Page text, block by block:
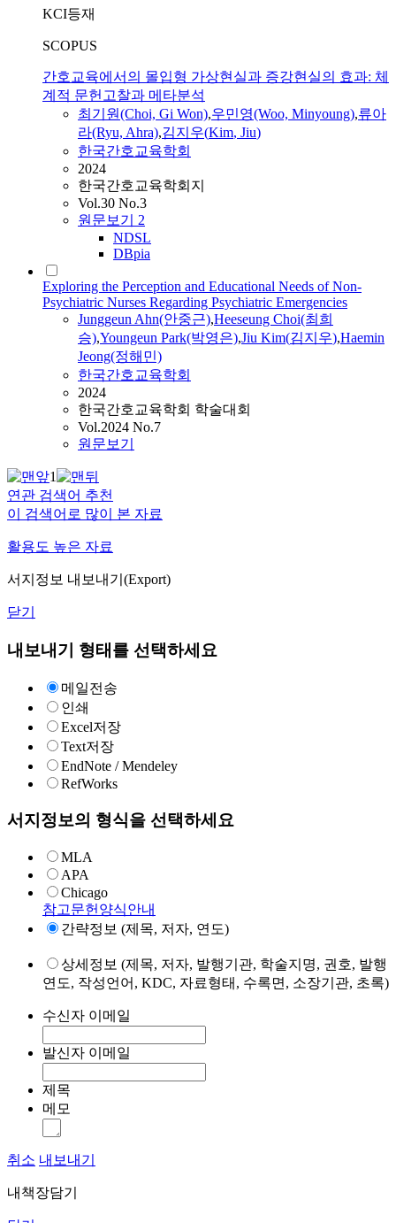
KCI등재
SCOPUS
간호교육에서의 몰입형 가상현실과 증강현실의 효과: 체
계적 문헌고찰과 메타분석
최기원(Choi, Gi Won),우민영(Woo, Minyoung),류아
라(Ryu, Ahra),김지우(Kim, Jiu)
한국간호교육학회
2024
한국간호교육학회지
Vol.30 No.3
원문보기 2
NDSL
DBpia
Exploring the Perception and Educational Needs of Non-
Psychiatric Nurses Regarding Psychiatric Emergencies
Junggeun Ahn(안중근),Heeseung Choi(최희
승),Youngeun Park(박영은),Jiu Kim(김지우),Haemin
Jeong(정해민)
한국간호교육학회
2024
한국간호교육학회 학술대회
Vol.2024 No.7
원문보기
1
연관 검색어 추천
이 검색어로 많이 본 자료
활용도 높은 자료
서지정보 내보내기(Export)
닫기
내보내기 형태를 선택하세요
메일전송
인쇄
Excel저장
Text저장
EndNote / Mendeley
RefWorks
서지정보의 형식을 선택하세요
MLA
APA
Chicago
참고문헌양식안내
간략정보 (제목, 저자, 연도)
상세정보 (제목, 저자, 발행기관, 학술지명, 권호, 발행
연도, 작성언어, KDC, 자료형태, 수록면, 소장기관, 초록)
수신자 이메일
발신자 이메일
제목
메모
취소 내보내기
내책장담기